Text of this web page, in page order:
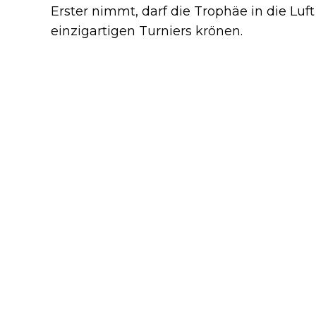
Erster nimmt, darf die Trophäe in die
einzigartigen Turniers krönen.